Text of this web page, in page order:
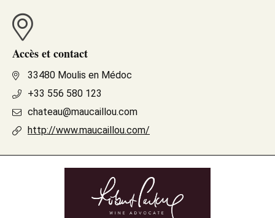
Accès et contact
33480 Moulis en Médoc
+33 556 580 123
chateau@maucaillou.com
http://www.maucaillou.com/